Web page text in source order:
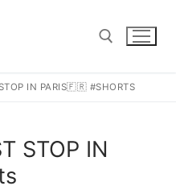
IN PARIS🇫🇷 #SHORTS
STOP IN